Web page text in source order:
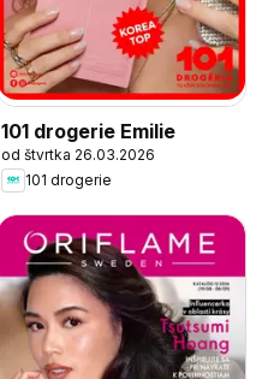
101 drogerie Emilie
od štvrtka 26.03.2026
101 drogerie